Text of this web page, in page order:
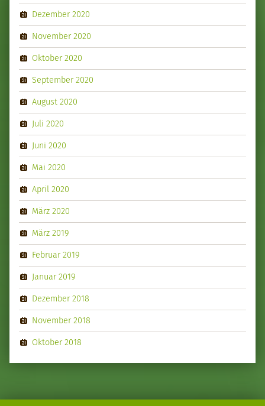
Dezember 2020
November 2020
Oktober 2020
September 2020
August 2020
Juli 2020
Juni 2020
Mai 2020
April 2020
März 2020
März 2019
Februar 2019
Januar 2019
Dezember 2018
November 2018
Oktober 2018